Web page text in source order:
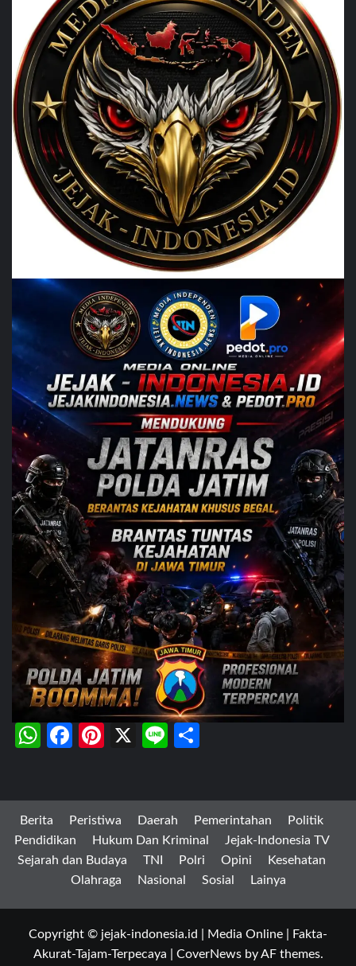
WhatsApp
Facebook
Pinterest
X Line
Berita Peristiwa Daerah Pemerintahan
Politik
Pendidikan
Hukum Dan Kriminal
Jejak-Indonesia TV
Sejarah dan Budaya
TNI Polri Opini
Kesehatan
Olahraga
Nasional Sosial Lainya
Copyright © jejak-indonesia.id | Media Online | Fakta-
Akurat-Tajam-Terpecaya
CoverNewsby AF themes.